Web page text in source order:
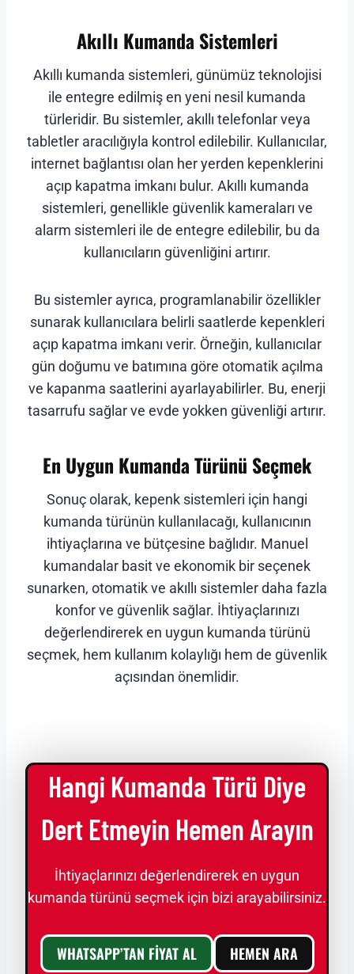
Akıllı Kumanda Sistemleri
Akıllı kumanda sistemleri, günümüz teknolojisi
ile entegre edilmiş en yeni nesil kumanda
türleridir. Bu sistemler, akıllı telefonlar veya
tabletler aracılığıyla kontrol edilebilir. Kullanıcılar,
internet bağlantısı olan her yerden kepenklerini
açıp kapatma imkanı bulur. Akıllı kumanda
sistemleri, genellikle güvenlik kameraları ve
alarm sistemleri ile de entegre edilebilir, bu da
kullanıcıların güvenliğini artırır.
Bu sistemler ayrıca, programlanabilir özellikler
sunarak kullanıcılara belirli saatlerde kepenkleri
açıp kapatma imkanı verir. Örneğin, kullanıcılar
gün doğumu ve batımına göre otomatik açılma
ve kapanma saatlerini ayarlayabilirler. Bu, enerji
tasarrufu sağlar ve evde yokken güvenliği artırır.
En Uygun Kumanda Türünü Seçmek
Sonuç olarak, kepenk sistemleri için hangi
kumanda türünün kullanılacağı, kullanıcının
ihtiyaçlarına ve bütçesine bağlıdır. Manuel
kumandalar basit ve ekonomik bir seçenek
sunarken, otomatik ve akıllı sistemler daha fazla
konfor ve güvenlik sağlar. İhtiyaçlarınızı
değerlendirerek en uygun kumanda türünü
seçmek, hem kullanım kolaylığı hem de güvenlik
açısından önemlidir.
Hangi Kumanda Türü Diye
Dert Etmeyin Hemen Arayın
İhtiyaçlarınızı değerlendirerek en uygun
kumanda türünü seçmek için bizi arayabilirsiniz.
WHATSAPP’TAN FİYAT AL HEMEN ARA